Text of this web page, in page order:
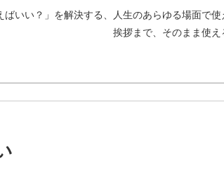
いい？」を解決する、人生のあらゆる場面で
挨拶まで、そのまま使